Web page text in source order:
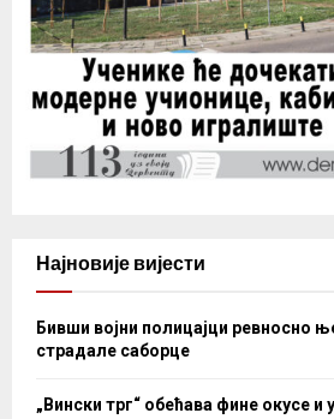
Најновије вијести
Бивши војни полицајци ревносно
страдале саборце
„Вински трг“ обећава фине окусе